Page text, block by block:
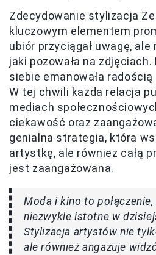
Zdecydowanie stylizacja
kluczowym elementem
ubiór przyciągał uwagę,
jaki pozowała na zdjęciach.
siebie emanowała
W tej chwili każda relacja
mediach
ciekawość oraz
genialna strategia, która
artystkę, ale również całą
jest zaangażowana.
Moda i kino to
niezwykle istotne w
Stylizacja artystów nie
ale również angażuje